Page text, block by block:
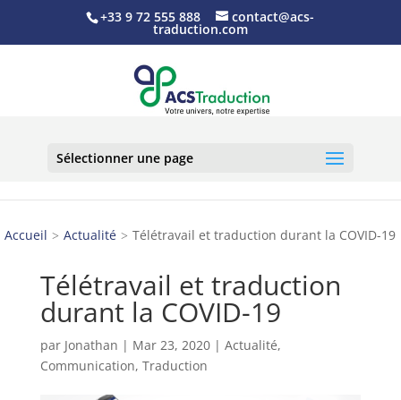
+33 9 72 555 888 contact@acs-
traduction.com
Sélectionner une page
Accueil Actualité Télétravail et traduction durant la COVID-19
Télétravail et traduction
durant la COVID-19
par Jonathan | Mar 23, 2020| Actualité,
Communication, Traduction